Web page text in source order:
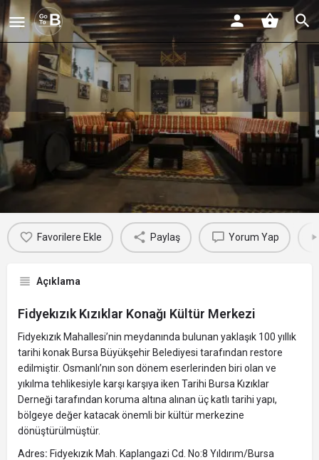
Fidyekızık Kızıklar Konağı Kültür
Merkezi
Profil
Favorilere Ekle Paylaş Yorum Yap
Açıklama
Fidyekızık Kızıklar Konağı Kültür Merkezi
Fidyekızık Mahallesi’nin meydanında bulunan yaklaşık 100 yıllık
tarihi konak Bursa Büyükşehir Belediyesi tarafından restore
edilmiştir. Osmanlı’nın son dönem eserlerinden biri olan ve
yıkılma tehlikesiyle karşı karşıya iken Tarihi Bursa Kızıklar
Derneği tarafından koruma altına alınan üç katlı tarihi yapı,
bölgeye değer katacak önemli bir kültür merkezine
dönüştürülmüştür.
Adres: Fidyekızık Mah. Kaplangazi Cd. No:8 Yıldırım/Bursa